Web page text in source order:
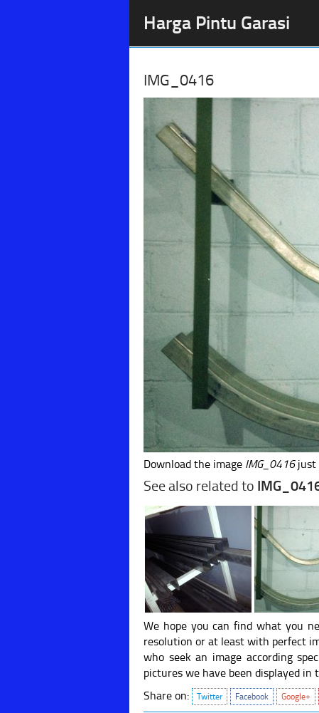
Harga Pintu Garasi
IMG_0416
Download the image IMG_0416just
See also related to
We hope you can find what you
resolution or at least with perfect
who seek an image according
pictures we have been displayed
Share on:
Twitter Facebook Google+